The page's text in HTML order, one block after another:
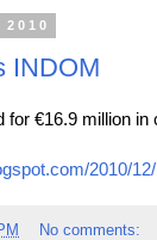
INDOM
€16.9 million in
2010/
No comments: